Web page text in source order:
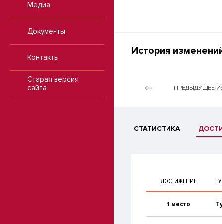
Медиа
Документы
Контакты
Старая версия
сайта
История
ПРЕДЫДУЩЕЕ
СТАТИСТИКА
ДОСТИЖЕНИЕ
1 место